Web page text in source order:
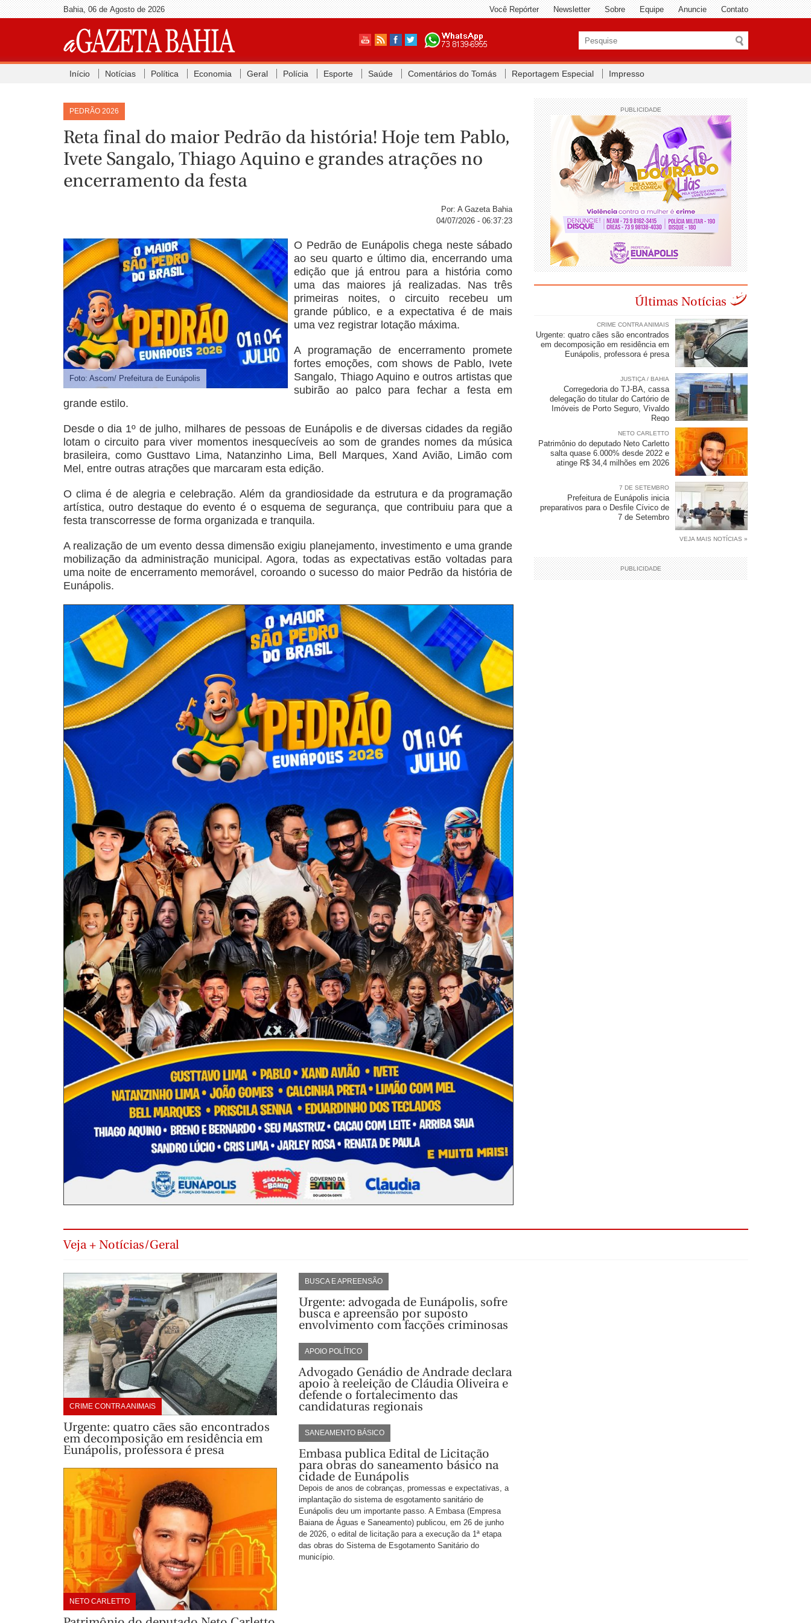
Bahia, 06 de Agosto de 2026 Você Repórter Newsletter Sobre Equipe Anuncie Contato
Início Notícias Política Economia Geral Polícia Esporte Saúde Comentários do Tomás Reportagem Especial Impresso
PEDRÃO 2026
Reta final do maior Pedrão da história! Hoje tem Pablo,
Ivete Sangalo, Thiago Aquino e grandes atrações no
encerramento da festa
Por: A Gazeta Bahia
04/07/2026 - 06:37:23
Foto: Ascom/ Prefeitura de Eunápolis
O Pedrão de Eunápolis chega neste sábado
ao seu quarto e último dia, encerrando uma
edição que já entrou para a história como
uma das maiores já realizadas. Nas três
primeiras noites, o circuito recebeu um
grande público, e a expectativa é de mais
uma vez registrar lotação máxima.
A programação de encerramento promete
fortes emoções, com shows de Pablo, Ivete
Sangalo, Thiago Aquino e outros artistas que
subirão ao palco para fechar a festa em
grande estilo.
Desde o dia 1º de julho, milhares de pessoas de Eunápolis e de diversas cidades da região
lotam o circuito para viver momentos inesquecíveis ao som de grandes nomes da música
brasileira, como Gusttavo Lima, Natanzinho Lima, Bell Marques, Xand Avião, Limão com
Mel, entre outras atrações que marcaram esta edição.
O clima é de alegria e celebração. Além da grandiosidade da estrutura e da programação
artística, outro destaque do evento é o esquema de segurança, que contribuiu para que a
festa transcorresse de forma organizada e tranquila.
A realização de um evento dessa dimensão exigiu planejamento, investimento e uma grande
mobilização da administração municipal. Agora, todas as expectativas estão voltadas para
uma noite de encerramento memorável, coroando o sucesso do maior Pedrão da história de
Eunápolis.
PUBLICIDADE
Últimas Notícias
CRIME CONTRA ANIMAIS
Urgente: quatro cães são encontrados
em decomposição em residência em
Eunápolis, professora é presa
JUSTIÇA / BAHIA
Corregedoria do TJ-BA, cassa
delegação do titular do Cartório de
Imóveis de Porto Seguro, Vivaldo
Rego
NETO CARLETTO
Patrimônio do deputado Neto Carletto
salta quase 6.000% desde 2022 e
atinge R$ 34,4 milhões em 2026
7 DE SETEMBRO
Prefeitura de Eunápolis inicia
preparativos para o Desfile Cívico de
7 de Setembro
VEJA MAIS NOTÍCIAS »
PUBLICIDADE
Veja + Notícias/Geral
CRIME CONTRA ANIMAIS
Urgente: quatro cães são encontrados
em decomposição em residência em
Eunápolis, professora é presa
NETO CARLETTO
BUSCA E APREENSÃO
Urgente: advogada de Eunápolis, sofre
busca e apreensão por suposto
envolvimento com facções criminosas
APOIO POLÍTICO
Advogado Genádio de Andrade declara
apoio à reeleição de Cláudia Oliveira e
defende o fortalecimento das
candidaturas regionais
SANEAMENTO BÁSICO
Embasa publica Edital de Licitação
para obras do saneamento básico na
cidade de Eunápolis
Depois de anos de cobranças, promessas e expectativas, a
implantação do sistema de esgotamento sanitário de
Eunápolis deu um importante passo. A Embasa (Empresa
Baiana de Águas e Saneamento) publicou, em 26 de junho
de 2026, o edital de licitação para a execução da 1ª etapa
das obras do Sistema de Esgotamento Sanitário do
município.